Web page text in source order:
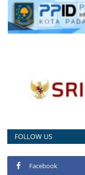
FOLLOW US
Facebook